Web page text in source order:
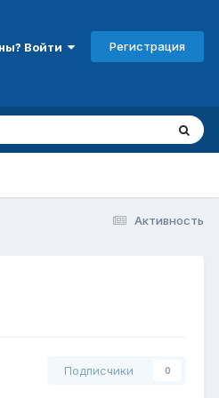
Войти Регистрация
Активность
Подписчики 0